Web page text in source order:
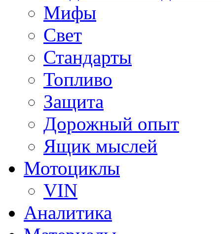
Мифы
Свет
Стандарты
Топливо
Защита
Дорожный опыт
Ящик мыслей
Мотоциклы
VIN
Аналитика